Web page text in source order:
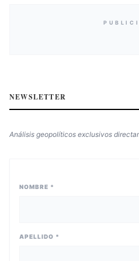
NEWSLETTER
Análisis geopolíticos exclusivos
NOMBRE *
APELLIDO *